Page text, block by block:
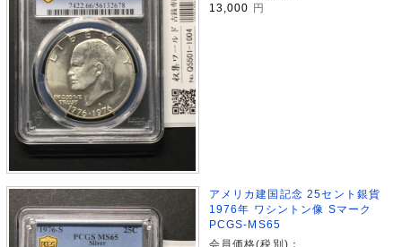
13,000
円
アメリカ建国記念 25セント銀貨
1976年 ワシントン像 Sマーク
PCGS-MS65
会員価格(税別)：